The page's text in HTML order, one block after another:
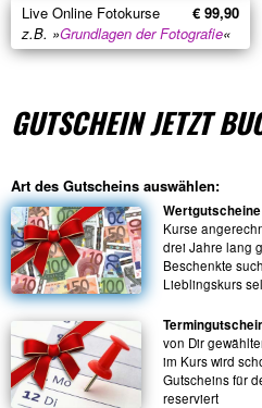
Live Online Fotokurse
€ 99,90
z.B. »Grundlagen der Fotografie«
GUTSCHEIN JETZT
Art des Gutscheins auswählen:
Wertgutscheine
Kurse
drei Jahre lang
Beschenkte
Lieblingskurs
von Dir
im Kurs wird
Gutscheins für
reserviert